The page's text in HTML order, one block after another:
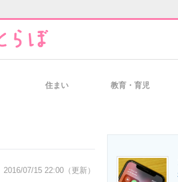
経営リーダーのコミュニティ
住まい 教育・育児
2016/07/15 22:00（更新）